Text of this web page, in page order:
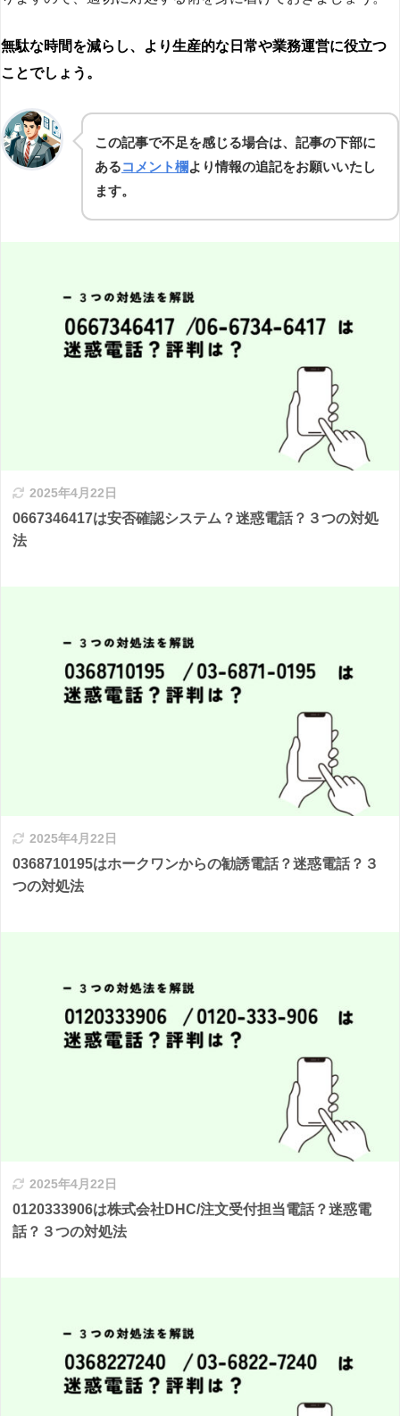
無駄な時間を減らし、より生産的な日常や業務運営に役立つ
ことでしょう。
この記事で不足を感じる場合は、記事の下部に
あるコメント欄より情報の追記をお願いいたし
ます。
2025年4月22日
0667346417は安否確認システム？迷惑電話？３つの対処
法
2025年4月22日
0368710195はホークワンからの勧誘電話？迷惑電話？３
つの対処法
2025年4月22日
0120333906は株式会社DHC/注文受付担当電話？迷惑電
話？３つの対処法